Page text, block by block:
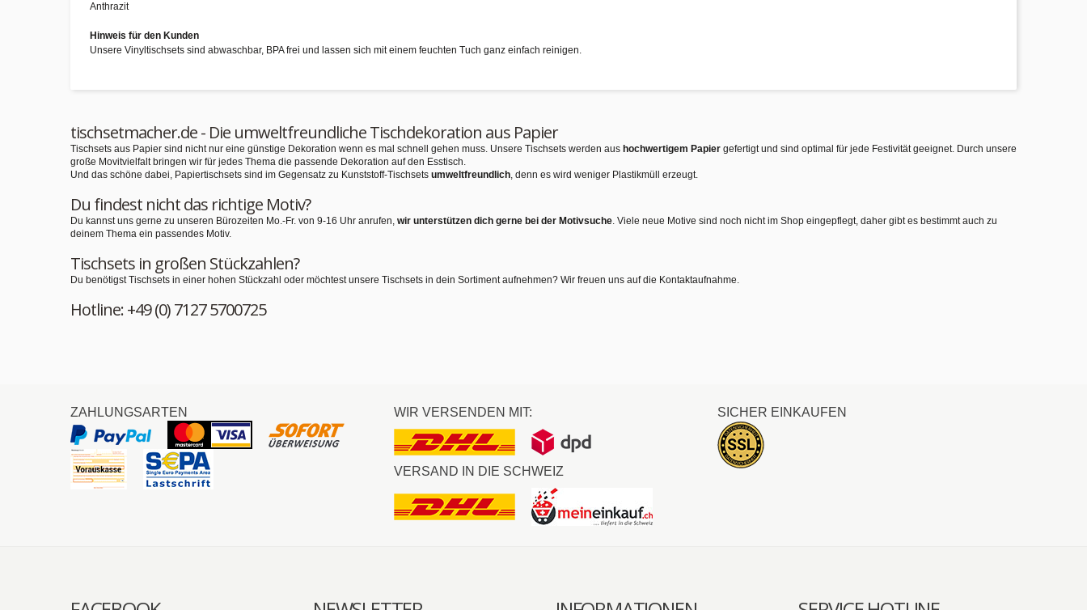
Anthrazit
Hinweis für den Kunden
Unsere Vinyltischsets sind abwaschbar, BPA frei und lassen sich mit einem feuchten Tuch ganz einfach reinigen.
tischsetmacher.de - Die umweltfreundliche Tischdekoration aus Papier
Tischsets aus Papier sind nicht nur eine günstige Dekoration wenn es mal schnell gehen muss. Unsere Tischsets werden aus hochwertigem Papier gefertigt und sind optimal für jede Festivität geeignet. Durch unsere
große Movitvielfalt bringen wir für jedes Thema die passende Dekoration auf den Esstisch.
Und das schöne dabei, Papiertischsets sind im Gegensatz zu Kunststoff-Tischsets umweltfreundlich, denn es wird weniger Plastikmüll erzeugt.
Du findest nicht das richtige Motiv?
Du kannst uns gerne zu unseren Bürozeiten Mo.-Fr. von 9-16 Uhr anrufen, wir unterstützen dich gerne bei der Motivsuche. Viele neue Motive sind noch nicht im Shop eingepflegt, daher gibt es bestimmt auch zu
deinem Thema ein passendes Motiv.
Tischsets in großen Stückzahlen?
Du benötigst Tischsets in einer hohen Stückzahl oder möchtest unsere Tischsets in dein Sortiment aufnehmen? Wir freuen uns auf die Kontaktaufnahme.
Hotline: +49 (0) 7127 5700725
ZAHLUNGSARTEN WIR VERSENDEN MIT:
VERSAND IN DIE SCHWEIZ
SICHER EINKAUFEN